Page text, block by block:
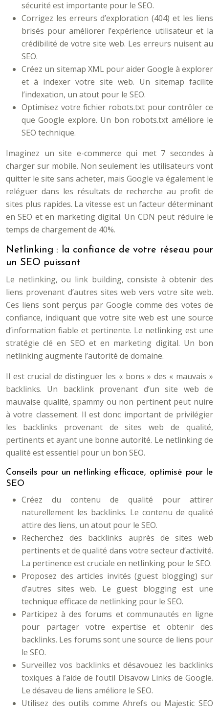
sécurité est importante pour le SEO.
Corrigez les erreurs d’exploration (404) et les liens
brisés pour améliorer l’expérience utilisateur et la
crédibilité de votre site web. Les erreurs nuisent au
SEO.
Créez un sitemap XML pour aider Google à explorer
et à indexer votre site web. Un sitemap facilite
l’indexation, un atout pour le SEO.
Optimisez votre fichier robots.txt pour contrôler ce
que Google explore. Un bon robots.txt améliore le
SEO technique.
Imaginez un site e-commerce qui met 7 secondes à
charger sur mobile. Non seulement les utilisateurs vont
quitter le site sans acheter, mais Google va également le
reléguer dans les résultats de recherche au profit de
sites plus rapides. La vitesse est un facteur déterminant
en SEO et en marketing digital. Un CDN peut réduire le
temps de chargement de 40%.
Netlinking : la confiance de votre réseau pour
un SEO puissant
Le netlinking, ou link building, consiste à obtenir des
liens provenant d’autres sites web vers votre site web.
Ces liens sont perçus par Google comme des votes de
confiance, indiquant que votre site web est une source
d’information fiable et pertinente. Le netlinking est une
stratégie clé en SEO et en marketing digital. Un bon
netlinking augmente l’autorité de domaine.
Il est crucial de distinguer les « bons » des « mauvais »
backlinks. Un backlink provenant d’un site web de
mauvaise qualité, spammy ou non pertinent peut nuire
à votre classement. Il est donc important de privilégier
les backlinks provenant de sites web de qualité,
pertinents et ayant une bonne autorité. Le netlinking de
qualité est essentiel pour un bon SEO.
Conseils pour un netlinking efficace, optimisé pour le
SEO
Créez du contenu de qualité pour attirer
naturellement les backlinks. Le contenu de qualité
attire des liens, un atout pour le SEO.
Recherchez des backlinks auprès de sites web
pertinents et de qualité dans votre secteur d’activité.
La pertinence est cruciale en netlinking pour le SEO.
Proposez des articles invités (guest blogging) sur
d’autres sites web. Le guest blogging est une
technique efficace de netlinking pour le SEO.
Participez à des forums et communautés en ligne
pour partager votre expertise et obtenir des
backlinks. Les forums sont une source de liens pour
le SEO.
Surveillez vos backlinks et désavouez les backlinks
toxiques à l’aide de l’outil Disavow Links de Google.
Le désaveu de liens améliore le SEO.
Utilisez des outils comme Ahrefs ou Majestic SEO